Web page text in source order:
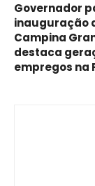
Governador
inauguração
Campina
destaca
empregos na